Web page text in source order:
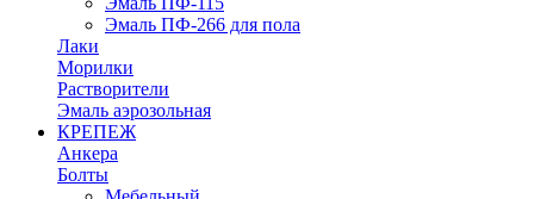
Эмаль ПФ-266 для пола
Лаки
Морилки
Растворители
Эмаль аэрозольная
КРЕПЕЖ
Анкера
Болты